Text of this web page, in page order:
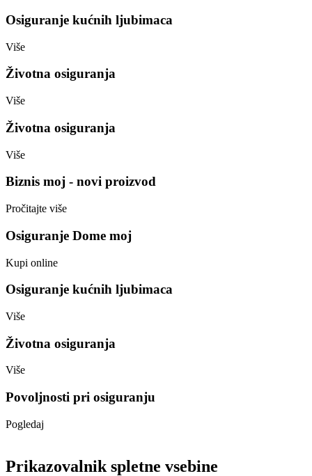
Osiguranje kućnih ljubimaca
Više
Životna osiguranja
Više
Životna osiguranja
Više
Biznis moj - novi proizvod
Pročitajte više
Osiguranje Dome moj
Kupi online
Osiguranje kućnih ljubimaca
Više
Životna osiguranja
Više
Povoljnosti pri osiguranju
Pogledaj
Prikazovalnik spletne vsebine